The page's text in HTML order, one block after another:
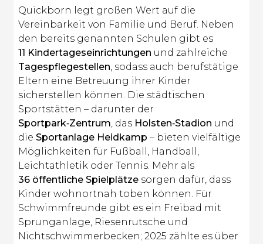
Quickborn legt großen Wert auf die
Vereinbarkeit von Familie und Beruf. Neben
den bereits genannten Schulen gibt es
11 Kindertageseinrichtungen und zahlreiche
Tagespflegestellen, sodass auch berufstätige
Eltern eine Betreuung ihrer Kinder
sicherstellen können. Die städtischen
Sportstätten – darunter der
Sportpark‑Zentrum, das Holsten‑Stadion und
dieSportanlage Heidkamp – bieten vielfältige
Möglichkeiten für Fußball, Handball,
Leichtathletik oder Tennis. Mehr als
36 öffentliche Spielplätze sorgen dafür, dass
Kinder wohnortnah toben können. Für
Schwimmfreunde gibt es ein Freibad mit
Sprunganlage, Riesenrutsche und
Nichtschwimmerbecken; 2025 zählte es über